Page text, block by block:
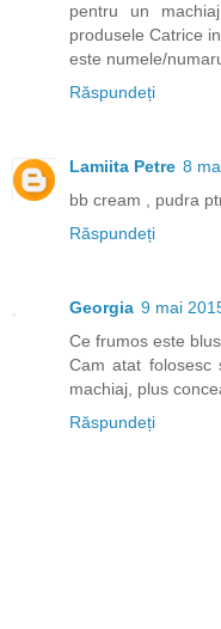
pentru un
produsele Catrice
este numele/
Răspundeți
Lamiita Petre 8
bb cream , pudra
Răspundeți
Georgia 9 mai
Ce frumos este
Cam atat
machiaj, plus
Răspundeți